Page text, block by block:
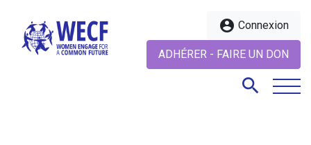
account_circle Connexion
ADHÉRER - FAIRE UN DON
search